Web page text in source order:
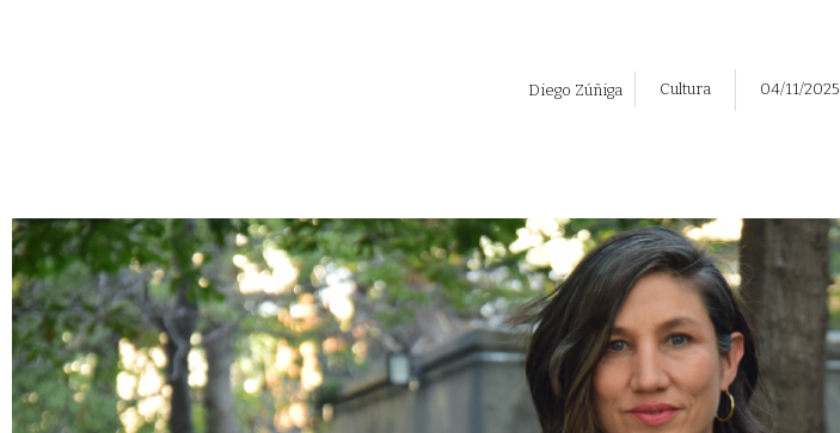
Diego Zúñiga Cultura 04/11/2025